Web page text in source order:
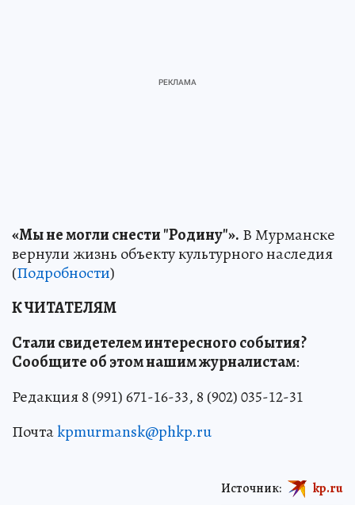
«Мы не могли снести "Родину"». В Мурманске
вернули жизнь объекту культурного наследия
(Подробности)
К ЧИТАТЕЛЯМ
Стали свидетелем интересного события?
Сообщите об этом нашим журналистам:
Редакция 8 (991) 671-16-33, 8 (902) 035-12-31
Почтаkpmurmansk@phkp.ru
Источник: kp.ru